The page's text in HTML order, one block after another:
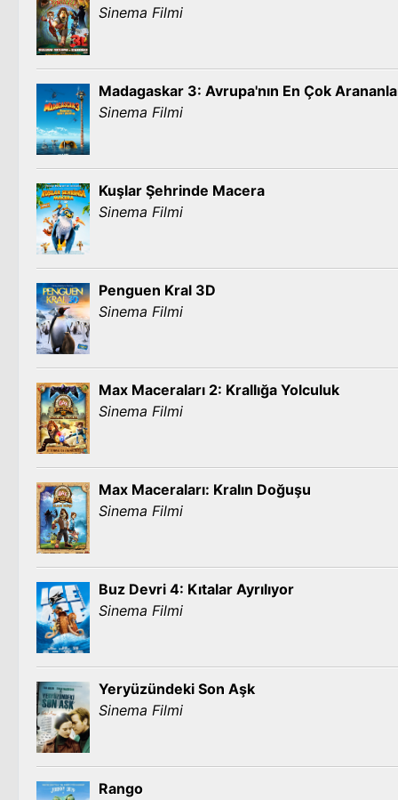
Sinema Filmi
Madagaskar 3: Avrupa'nın En Çok
Sinema Filmi
Kuşlar Şehrinde Macera
Sinema Filmi
Penguen Kral 3D
Sinema Filmi
Max Maceraları 2: Krallığa Yolculuk
Sinema Filmi
Max Maceraları: Kralın Doğuşu
Sinema Filmi
Buz Devri 4: Kıtalar Ayrılıyor
Sinema Filmi
Yeryüzündeki Son Aşk
Sinema Filmi
Rango